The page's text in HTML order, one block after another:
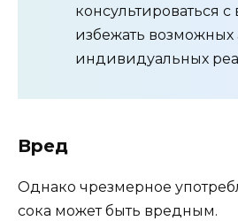
консультироваться
избежать
индивидуальных
Вред
Однако чрезмерное
сока может быть вредным.